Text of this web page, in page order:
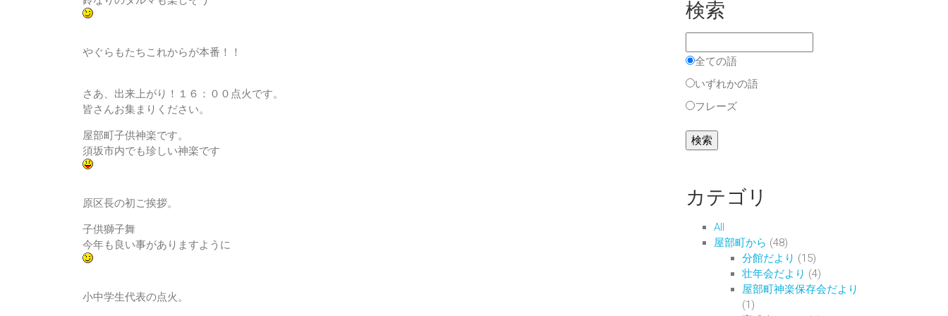
やぐらもたちこれからが本番！！
さあ、出来上がり！１６：００点火です。
皆さんお集まりください。
屋部町子供神楽です。
須坂市内でも珍しい神楽です
原区長の初ご挨拶。
子供獅子舞
今年も良い事がありますように
小中学生代表の点火。
検索
全ての語
いずれかの語
フレーズ
カテゴリ
All
屋部町から (48)
分館だより (15)
壮年会だより (4)
屋部町神楽保存会だより
(1)